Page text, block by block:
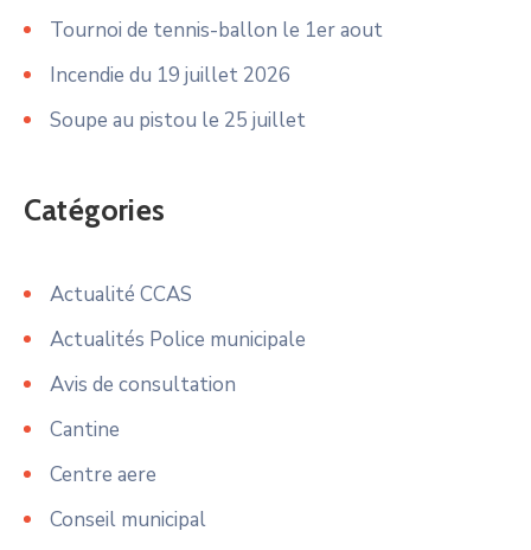
Tournoi de tennis-ballon le 1er aout
Incendie du 19 juillet 2026
Soupe au pistou le 25 juillet
Catégories
Actualité CCAS
Actualités Police municipale
Avis de consultation
Cantine
Centre aere
Conseil municipal